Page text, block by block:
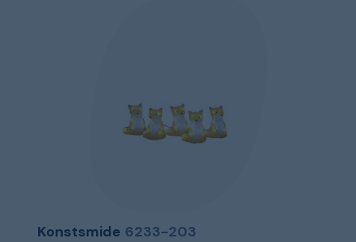
Konstsmide 6233-203